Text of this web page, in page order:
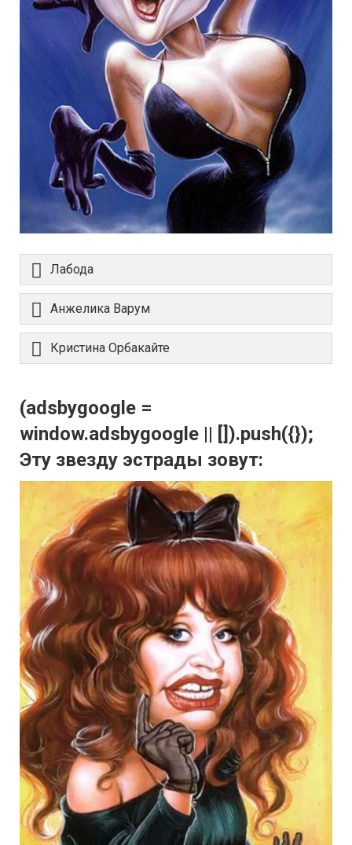
Лабода
Анжелика Варум
Кристина Орбакайте
(adsbygoogle =
window.adsbygoogle || []).push({});
Эту звезду эстрады зовут: